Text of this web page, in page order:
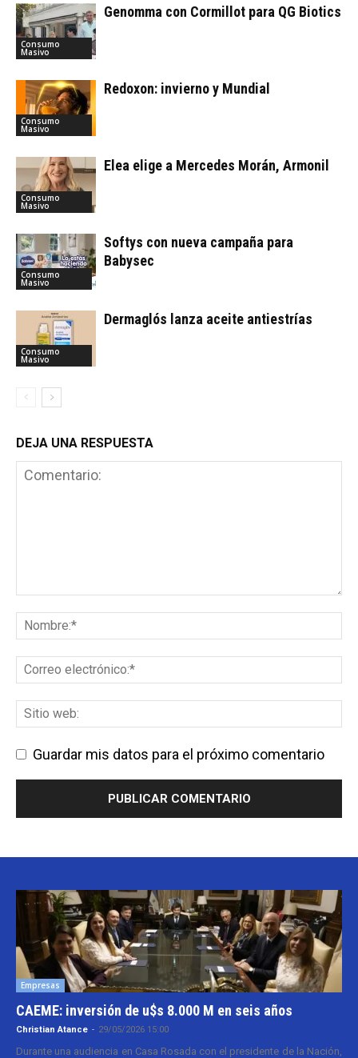
Consumo
Masivo
Genomma con Cormillot para QG Biotics
Consumo
Masivo
Redoxon: invierno y Mundial
Consumo
Masivo
Elea elige a Mercedes Morán, Armonil
Consumo
Masivo
Softys con nueva campaña para
Babysec
Consumo
Masivo
Dermaglós lanza aceite antiestrías
DEJA UNA RESPUESTA
Guardar mis datos para el próximo comentario
Empresas
CAEME: inversión de u$s 8.000 M en seis años
Christian Atance - 29/05/2026 15:00
Durante una audiencia en Casa Rosada con el presidente de la Nación,